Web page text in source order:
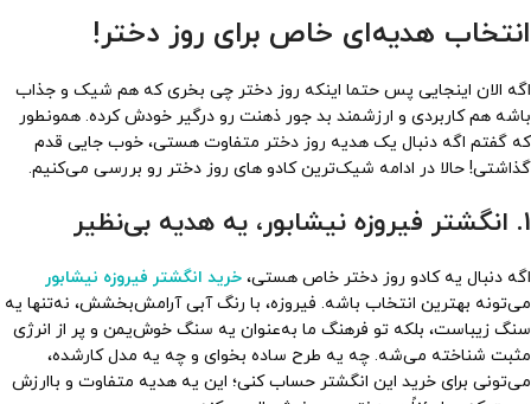
انتخاب هدیه‌ای خاص برای روز دختر!
اگه الان اینجایی پس حتما اینکه روز دختر چی بخری که هم شیک و جذاب
باشه هم کاربردی و ارزشمند بد جور ذهنت رو درگیر خودش کرده. همونطور
که گفتم اگه دنبال یک هدیه روز دختر متفاوت هستی، خوب جایی قدم
گذاشتی! حالا در ادامه شیک‌ترین کادو های روز دختر رو بررسی می‌کنیم.
1. انگشتر فیروزه نیشابور، یه هدیه بی‌نظیر
اگه دنبال یه کادو روز دختر خاص هستی، خرید انگشتر فیروزه نیشابور
می‌تونه بهترین انتخاب باشه. فیروزه، با رنگ آبی آرامش‌بخشش، نه‌تنها یه
سنگ زیباست، بلکه تو فرهنگ ما به‌عنوان یه سنگ خوش‌یمن و پر از انرژی
مثبت شناخته می‌شه. چه یه طرح ساده بخوای و چه یه مدل کارشده،
می‌تونی برای خرید این انگشتر حساب کنی؛ این یه هدیه متفاوت و باارزش